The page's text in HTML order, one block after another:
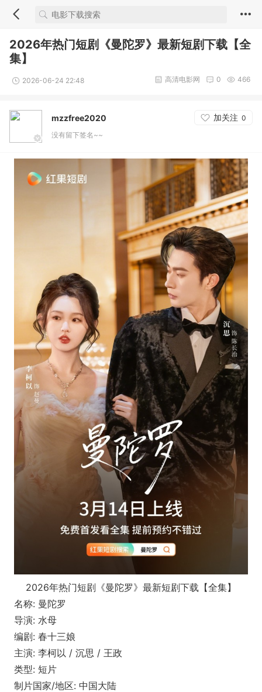
2026年热门短剧《曼陀罗》最新短剧下载【全
集】
2026-06-24 22:48 466
0
高清电影网
mzzfree2020 加关注 0
没有留下签名~~
2026年热门短剧《曼陀罗》最新短剧下载【全集】
名称: 曼陀罗
导演: 水母
编剧: 春十三娘
主演: 李柯以 / 沉思 / 王政
类型: 短片
制片国家/地区: 中国大陆